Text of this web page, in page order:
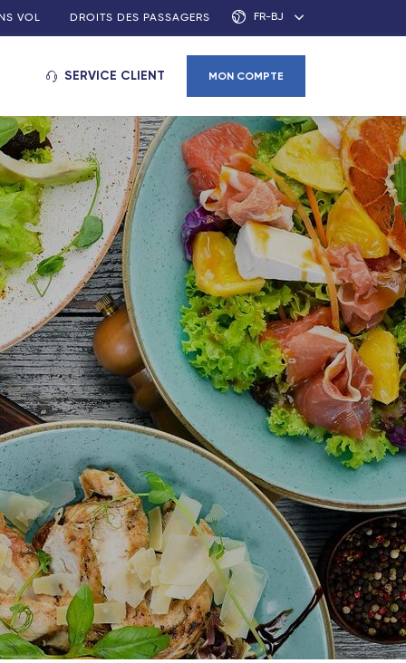
VOL DROITS DES PASSAGERS FR-BJ
SERVICE CLIENT MON COMPTE